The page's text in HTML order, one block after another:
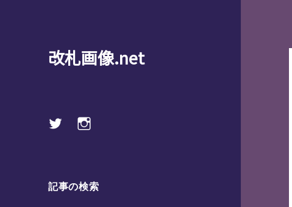
改札画像.net
Twitterinstagram
記事の検索